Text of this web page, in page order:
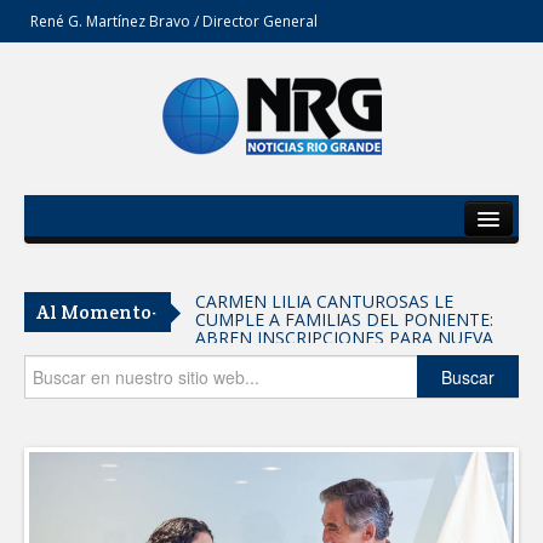
René G. Martínez Bravo / Director General
Del Estado
Secciones
Opinión
Al Momento- CARMEN LILIA CANTUROSAS LE
CUMPLE A FAMILIAS DEL PONIENTE:
ABREN INSCRIPCIONES PARA NUEVA
PRIMARIA EN EL PROGRESO
Entrega SEBIEN paquetes alimentarios
en Tampico
FORTALECE IMJUVE SALUD MENTAL DE
JÓVENES CON TERAPIAS PSICOLÓGICAS
GRATUITAS
Llama Carlos Peña Ortiz a realizar
investigación en tema de la refinería
Buscar